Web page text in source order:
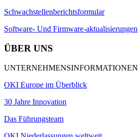
Schwachstellenberichtsformular
Software- Und Firmware-aktualisierungen
ÜBER UNS
UNTERNEHMENSINFORMATIONEN
OKI Europe im Überblick
30 Jahre Innovation
Das Führungsteam